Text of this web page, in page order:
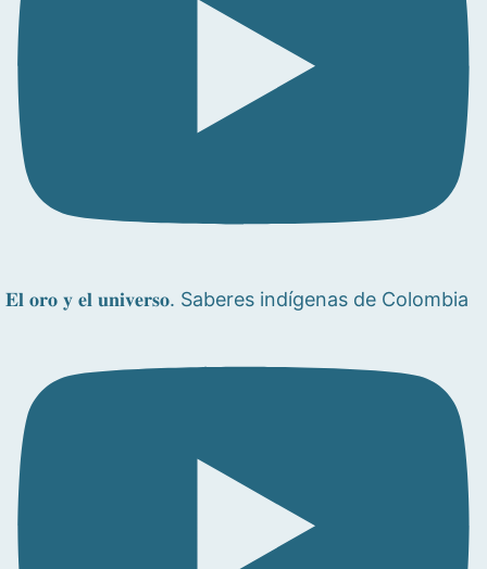
𝐄𝐥 𝐨𝐫𝐨 𝐲 𝐞𝐥 𝐮𝐧𝐢𝐯𝐞𝐫𝐬𝐨. Saberes indígenas de Colombia